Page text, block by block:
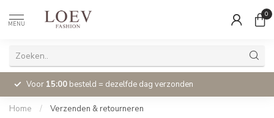
MENU
0
Voor 15:00 besteld = dezelfde dag verzonden
Home / Verzenden & retourneren